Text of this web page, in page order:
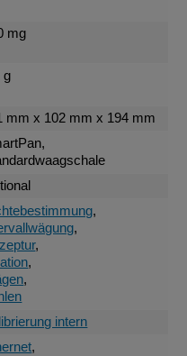
mg
g
mm x 102 mm x 194 mm
,
,
,
,
,
intern
,